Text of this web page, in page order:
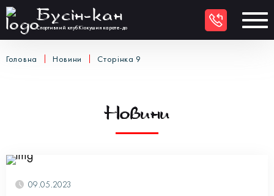
Бусiн-кан
Спортивний клуб Кіокушин карате-до
Головна Новини Сторінка 9
Новини
09.05.2023